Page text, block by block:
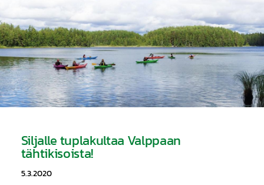
Siljalle tuplakultaa Valppaan
tähtikisoista!
5.3.2020